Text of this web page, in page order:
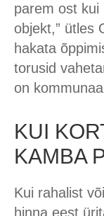
parem ost kui
objekt,” ütles
hakata
torusid
on
KUI
KAMBA
Kui rahalist
hinna eest